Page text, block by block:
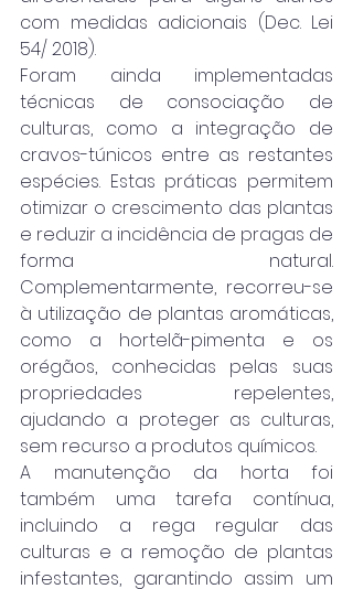
com medidas adicionais (Dec. Lei
54/ 2018).
Foram ainda implementadas
técnicas de consociação de
culturas, como a integração de
cravos-túnicos entre as restantes
espécies. Estas práticas permitem
otimizar o crescimento das plantas
e reduzir a incidência de pragas de
forma natural.
Complementarmente, recorreu-se
à utilização de plantas aromáticas,
como a hortelã-pimenta e os
orégãos, conhecidas pelas suas
propriedades repelentes,
ajudando a proteger as culturas,
sem recurso a produtos químicos.
A manutenção da horta foi
também uma tarefa contínua,
incluindo a rega regular das
culturas e a remoção de plantas
infestantes, garantindo assim um